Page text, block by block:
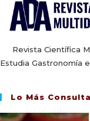
Revista Científica
Estudia Gastronomía
Lo Más